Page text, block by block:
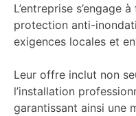
L’entreprise s’engage
protection anti-
exigences locales et
Leur offre inclut non
l’installation
garantissant ainsi une